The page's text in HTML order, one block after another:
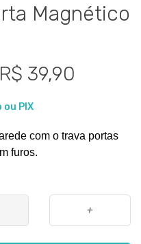
Magnético
39,90
PIX
com o trava portas
furos.
+